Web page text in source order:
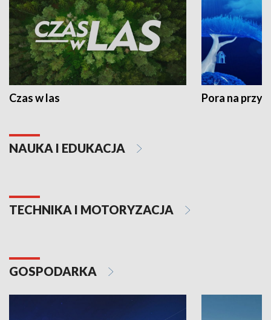
Czas w las Pora na
NAUKA I EDUKACJA
TECHNIKA I MOTORYZACJA
GOSPODARKA